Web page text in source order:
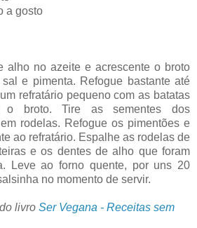
a gosto
alho no azeite e acrescente o broto
e pimenta. Refogue bastante até
refratário pequeno com as batatas
o broto. Tire as sementes dos
rodelas. Refogue os pimentões e
ao refratário. Espalhe as rodelas de
e os dentes de alho que foram
Leve ao forno quente, por uns 20
no momento de servir.
livro Ser Vegana - Receitas sem